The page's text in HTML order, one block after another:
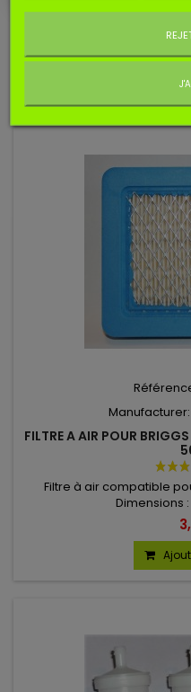
Pointeau pour
Manufacturer:
FILTRE A AIR POUR
Filtre à air compatible
Dimensions :